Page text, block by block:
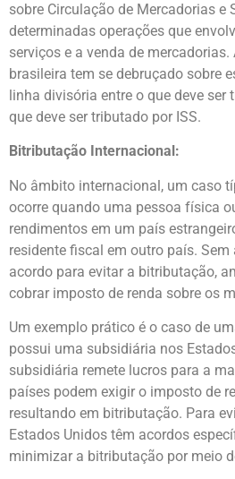
sobre Circulação de Mercadorias e
determinadas operações que
serviços e a venda de
brasileira tem se debruçado sobre
linha divisória entre o que deve ser
que deve ser tributado por ISS.
Bitributação Internacional:
No âmbito internacional, um caso
ocorre quando uma pessoa física
rendimentos em um país
residente fiscal em outro país. Sem
acordo para evitar a bitributação,
cobrar imposto de renda sobre os
Um exemplo prático é o caso de
possui uma subsidiária nos
subsidiária remete lucros para a
países podem exigir o imposto de
resultando em bitributação. Para
Estados Unidos têm acordos
minimizar a bitributação por meio